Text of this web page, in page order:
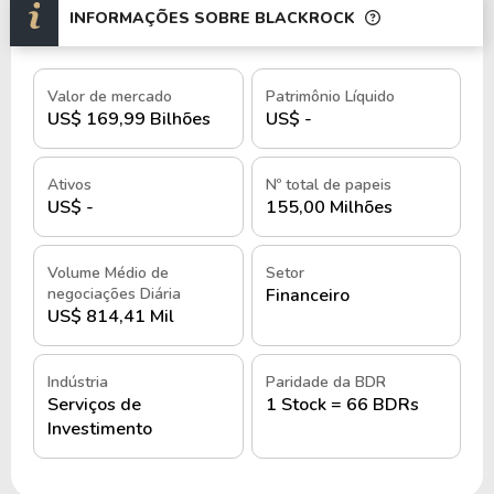
meio do BDRBLAK34.
História e quando foi criada a
BlackRock Inc.
A BlackRock Inc. foi fundada em 1988, em Nova
York, por um grupo de oito sócios liderados por
Larry Fink, incluindo Robert S. Kapito, Susan
Wagner, Barbara Novick, Ben Golub, Hugh Frater,
Ralph Schlosstein e Keith Anderson.
O objetivo inicial da empresa era oferecer serviços
especializados em gestão de ativos financeiros e
riscos, buscando diferenciação no mercado por
meio de estratégias sofisticadas de alocação de
capital.
INFORMAÇÕES SOBRE BLACKROCK
Valor de mercado
US$ 169,99 Bilhões
Patrimônio Líquido
US$ -
Ativos
US$ -
Nº total de papeis
155,00 Milhões
Volume Médio de
negociações Diária
US$ 814,41 Mil
Setor
Financeiro
Indústria
Serviços de
Investimento
Paridade da BDR
1 Stock = 66 BDRs